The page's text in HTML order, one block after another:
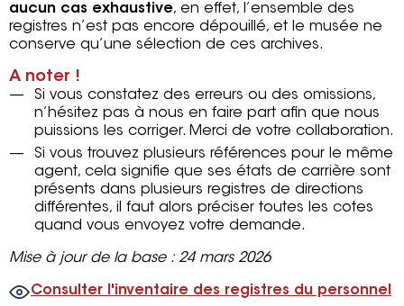
aucun cas exhaustive, en effet, l’ensemble des
registres n’est pas encore dépouillé, et le musée ne
conserve qu’une sélection de ces archives.
A noter !
Si vous constatez des erreurs ou des omissions,
n’hésitez pas à nous en faire part afin que nous
puissions les corriger. Merci de votre collaboration.
Si vous trouvez plusieurs références pour le même
agent, cela signifie que ses états de carrière sont
présents dans plusieurs registres de directions
différentes, il faut alors préciser toutes les cotes
quand vous envoyez votre demande.
Mise à jour de la base : 24 mars 2026
Consulter l'inventaire des registres du personnel